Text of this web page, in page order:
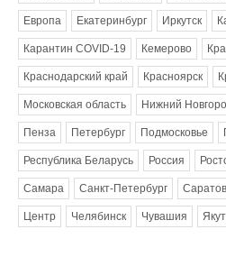
Европа Екатеринбург Иркутск
Карантин COVID-19 Кемерово
Краснодарский край Красноярск
Московская область Нижний
Пенза Петербург Подмосковье
Республика Беларусь Россия
Самара Санкт-Петербург Саратов
Центр Челябинск Чувашия